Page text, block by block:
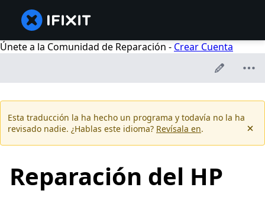
Únete a la Comunidad de Reparación - Crear Cuenta
Esta traducción la ha hecho un programa y todavía no la ha
revisado nadie. ¿Hablas este idioma? Revísala en.
Reparación del HP